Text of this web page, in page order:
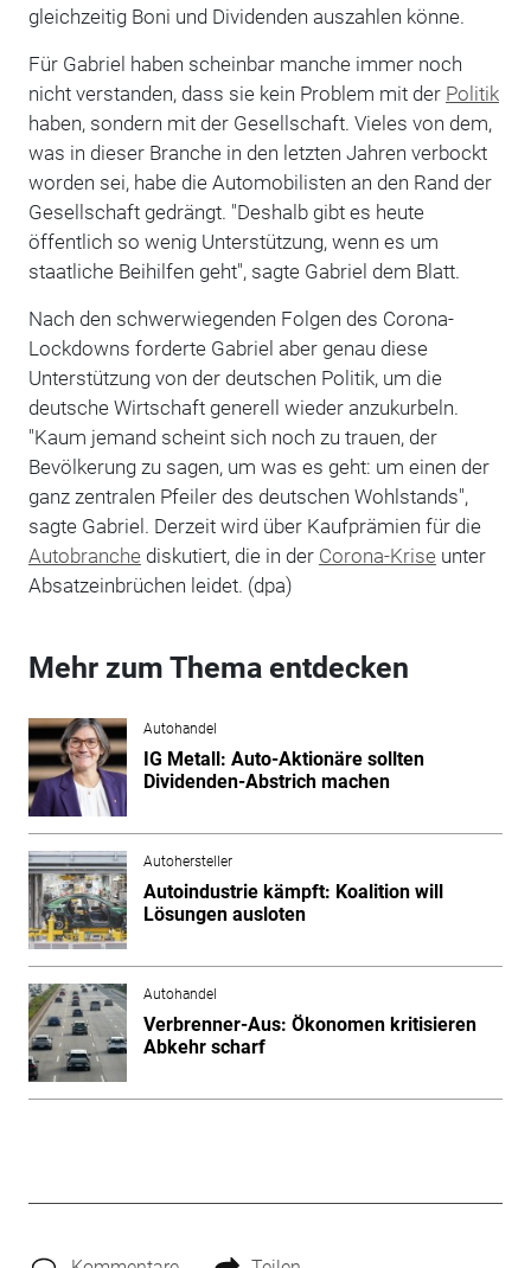
gleichzeitig Boni und Dividenden auszahlen könne.
Für Gabriel haben scheinbar manche immer noch
nicht verstanden, dass sie kein Problem mit der Politik
haben, sondern mit der Gesellschaft. Vieles von dem,
was in dieser Branche in den letzten Jahren verbockt
worden sei, habe die Automobilisten an den Rand der
Gesellschaft gedrängt. "Deshalb gibt es heute
öffentlich so wenig Unterstützung, wenn es um
staatliche Beihilfen geht", sagte Gabriel dem Blatt.
Nach den schwerwiegenden Folgen des Corona-
Lockdowns forderte Gabriel aber genau diese
Unterstützung von der deutschen Politik, um die
deutsche Wirtschaft generell wieder anzukurbeln.
"Kaum jemand scheint sich noch zu trauen, der
Bevölkerung zu sagen, um was es geht: um einen der
ganz zentralen Pfeiler des deutschen Wohlstands",
sagte Gabriel. Derzeit wird über Kaufprämien für die
Autobranche diskutiert, die in der Corona-Krise unter
Absatzeinbrüchen leidet. (dpa)
Mehr zum Thema entdecken
Autohandel
IG Metall: Auto-Aktionäre sollten
Dividenden-Abstrich machen
Autohersteller
Autoindustrie kämpft: Koalition will
Lösungen ausloten
Autohandel
Verbrenner-Aus: Ökonomen kritisieren
Abkehr scharf